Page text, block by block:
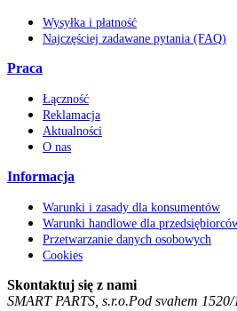
Wysyłka i płatność
Najczęściej zadawane pytania (FAQ)
Praca
Łączność
Reklamacja
Aktualności
O nas
Informacja
Warunki i zasady dla konsumentów
Warunki handlowe dla
Przetwarzanie danych osobowych
Cookies
Skontaktuj się z nami
SMART PARTS, s.r.o.Pod svahem 1520/